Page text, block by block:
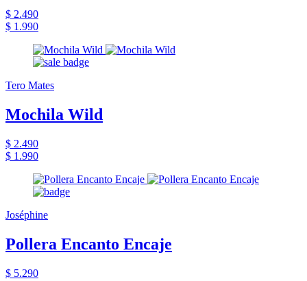
$ 2.490
$ 1.990
Tero Mates
Mochila Wild
$ 2.490
$ 1.990
Joséphine
Pollera Encanto Encaje
$ 5.290